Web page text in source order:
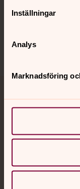
Inställningar
Analys
Marknadsföring
Sociala kanaler
Jourhavande
Akut samtals-
med en präst på
Chatt
Digitalt brev